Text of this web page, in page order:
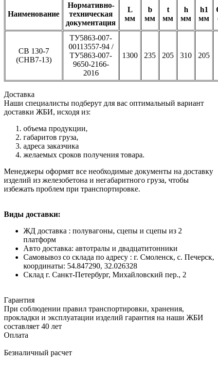
Наименование
Нормативно-
техническая
документация
L
мм
b
мм
t
мм
h
мм
h1
мм
СВ 130-7
(СНВ7-13)
ТУ5863-007-
00113557-94 /
ТУ5863-007-
9650-2166-
2016
1300 235 205 310 205
Доставка
Наши специалисты подберут для вас оптимальный вариант
доставки ЖБИ, исходя из:
объема продукции,
габаритов груза,
адреса заказчика
желаемых сроков получения товара.
Менеджеры оформят все необходимые документы на доставку
изделий из железобетона и негабаритного груза, чтобы
избежать проблем при транспортировке.
Виды доставки:
ЖД доставка : полувагоны, сцепы и сцепы из 2
платформ
Авто доставка: автотралы и двадцатитонники
Самовывоз со склада по адресу : г. Смоленск, с. Печерск,
координаты: 54.847290, 32.026328
Cклад г. Санкт-Петербург, Михайловский пер., 2
Гарантия
При соблюдении правил транспортировки, хранения,
прокладки и эксплуатации изделий гарантия на наши ЖБИ
составляет 40 лет
Оплата
Безналичный расчет